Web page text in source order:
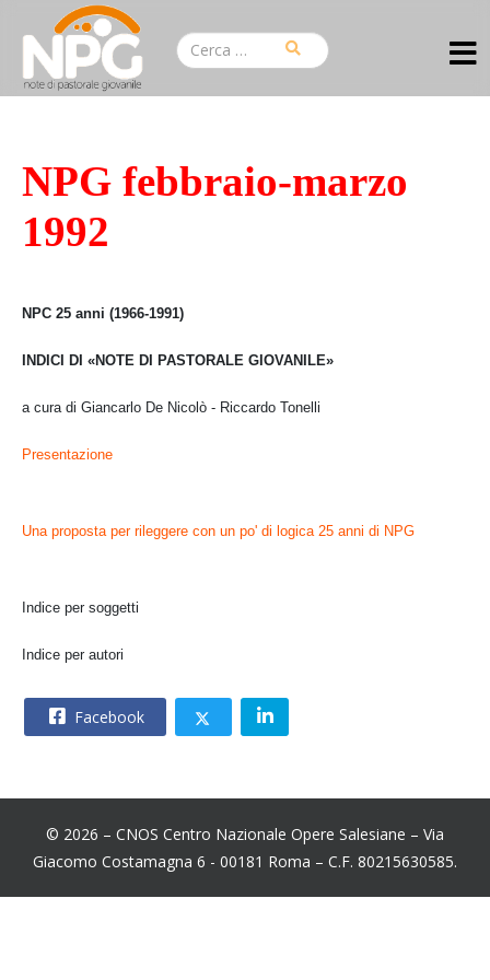
NPG febbraio-marzo
1992
NPC 25 anni (1966-1991)
INDICI DI «NOTE DI PASTORALE GIOVANILE»
a cura di Giancarlo De Nicolò - Riccardo Tonelli
Presentazione
Una proposta per rileggere con un po' di logica 25 anni di NPG
Indice per soggetti
Indice per autori
Facebook
© 2026 – CNOS Centro Nazionale Opere Salesiane – Via
Giacomo Costamagna 6 - 00181 Roma – C.F. 80215630585.